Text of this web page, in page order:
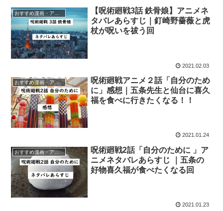
【呪術廻戦3話 鉄骨娘】アニメネ
タバレあらすじ｜釘崎野薔薇と虎
杖が呪いを祓う回
2021.02.03
おすすめ漫画・アニメ
呪術廻戦アニメ２話「自分のため
に」感想｜五条先生と仙台に喜久
福を食べに行きたくなる！！
2021.01.24
おすすめ漫画・アニメ
呪術廻戦2話「自分のために 」ア
ニメネタバレあらすじ ｜五条の
好物喜久福が食べたくなる回
2021.01.23